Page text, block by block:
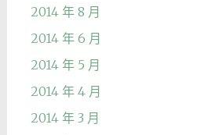
2014 年 8 月
2014 年 6 月
2014 年 5 月
2014 年 4 月
2014 年 3 月